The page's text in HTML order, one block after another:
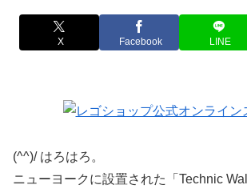
X Facebook LINE
(^^)/ はろはろ。
ニューヨークに設置された「Technic